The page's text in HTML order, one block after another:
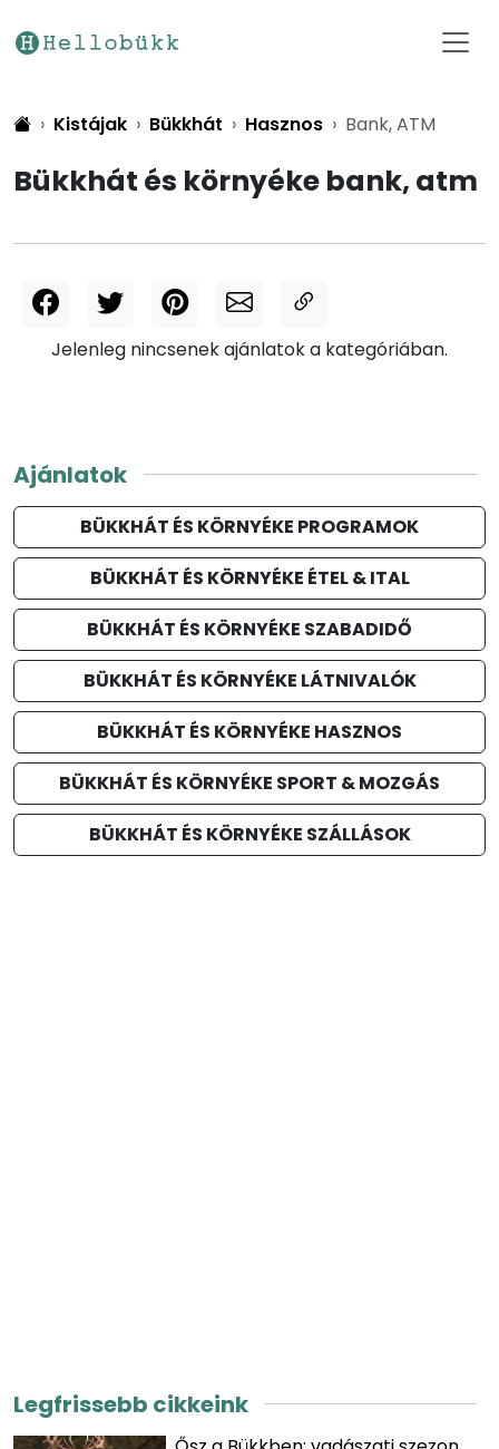
Kistájak Bükkhát Hasznos Bank, ATM
Bükkhát és környéke bank, atm
Jelenleg nincsenek ajánlatok a kategóriában.
Ajánlatok
BÜKKHÁT ÉS KÖRNYÉKE PROGRAMOK
BÜKKHÁT ÉS KÖRNYÉKE ÉTEL & ITAL
BÜKKHÁT ÉS KÖRNYÉKE SZABADIDŐ
BÜKKHÁT ÉS KÖRNYÉKE LÁTNIVALÓK
BÜKKHÁT ÉS KÖRNYÉKE HASZNOS
BÜKKHÁT ÉS KÖRNYÉKE SPORT & MOZGÁS
BÜKKHÁT ÉS KÖRNYÉKE SZÁLLÁSOK
Legfrissebb cikkeink